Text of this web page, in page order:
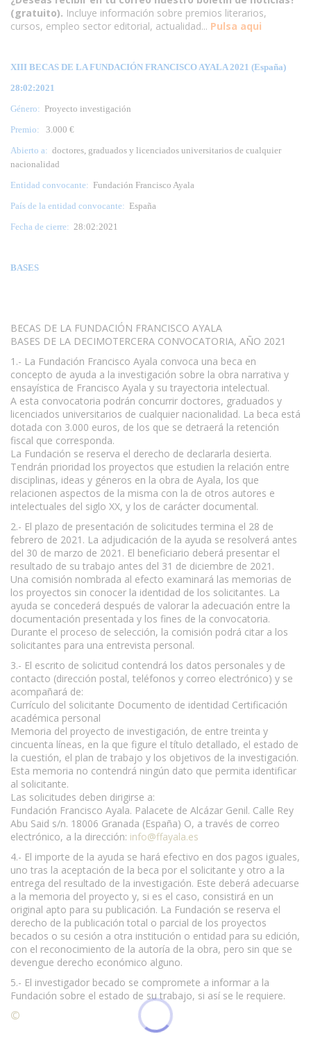
(gratuito). Incluye información sobre premios literarios,
cursos, empleo sector editorial, actualidad... Pulsa aqui
XIII BECAS DE LA FUNDACIÓN FRANCISCO AYALA 2021 (España)
28:02:2021
Género: Proyecto investigación
Premio:
3.000 €
Abierto a: doctores, graduados y licenciados universitarios de cualquier
nacionalidad
Entidad convocante: Fundación Francisco Ayala
País de la entidad convocante: España
Fecha de cierre: 28:02:2021
BASES
BECAS DE LA FUNDACIÓN FRANCISCO AYALA
BASES DE LA DECIMOTERCERA CONVOCATORIA, AÑO 2021
1.- La Fundación Francisco Ayala convoca una beca en
concepto de ayuda a la investigación sobre la obra narrativa y
ensayística de Francisco Ayala y su trayectoria intelectual.
A esta convocatoria podrán concurrir doctores, graduados y
licenciados universitarios de cualquier nacionalidad. La beca está
dotada con 3.000 euros, de los que se detraerá la retención
fiscal que corresponda.
La Fundación se reserva el derecho de declararla desierta.
Tendrán prioridad los proyectos que estudien la relación entre
disciplinas, ideas y géneros en la obra de Ayala, los que
relacionen aspectos de la misma con la de otros autores e
intelectuales del siglo XX, y los de carácter documental.
2.- El plazo de presentación de solicitudes termina el 28 de
febrero de 2021. La adjudicación de la ayuda se resolverá antes
del 30 de marzo de 2021. El beneficiario deberá presentar el
resultado de su trabajo antes del 31 de diciembre de 2021.
Una comisión nombrada al efecto examinará las memorias de
los proyectos sin conocer la identidad de los solicitantes. La
ayuda se concederá después de valorar la adecuación entre la
documentación presentada y los fines de la convocatoria.
Durante el proceso de selección, la comisión podrá citar a los
solicitantes para una entrevista personal.
3.- El escrito de solicitud contendrá los datos personales y de
contacto (dirección postal, teléfonos y correo electrónico) y se
acompañará de:
Currículo del solicitante Documento de identidad Certificación
académica personal
Memoria del proyecto de investigación, de entre treinta y
cincuenta líneas, en la que figure el título detallado, el estado de
la cuestión, el plan de trabajo y los objetivos de la investigación.
Esta memoria no contendrá ningún dato que permita identificar
al solicitante.
Las solicitudes deben dirigirse a:
Fundación Francisco Ayala. Palacete de Alcázar Genil. Calle Rey
Abu Said s/n. 18006 Granada (España) O, a través de correo
electrónico, a la dirección: info@ffayala.es
4.- El importe de la ayuda se hará efectivo en dos pagos iguales,
uno tras la aceptación de la beca por el solicitante y otro a la
entrega del resultado de la investigación. Este deberá adecuarse
a la memoria del proyecto y, si es el caso, consistirá en un
original apto para su publicación. La Fundación se reserva el
derecho de la publicación total o parcial de los proyectos
becados o su cesión a otra institución o entidad para su edición,
con el reconocimiento de la autoría de la obra, pero sin que se
devengue derecho económico alguno.
5.- El investigador becado se compromete a informar a la
Fundación sobre el estado de su trabajo, si así se le requiere.
© Condiciones para la reproducción de contenidos de esta